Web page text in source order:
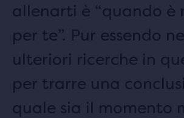
allenarti è “quando è
per te”. Pur essendo
ulteriori ricerche in
per trarre una
quale sia il momento